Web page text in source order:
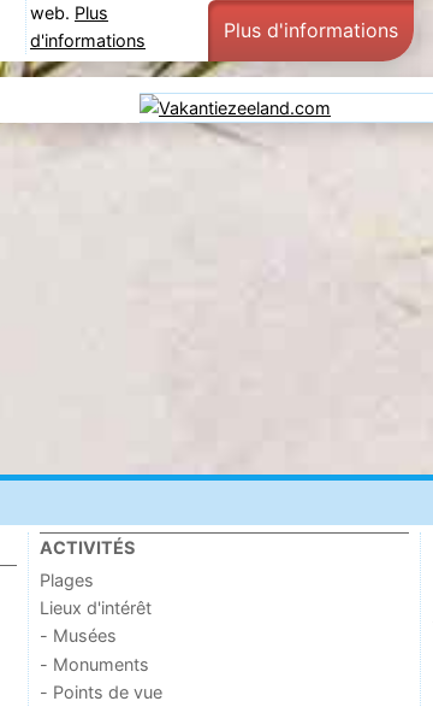
web. Plus
d'informations
Plus d'informations
ACTIVITÉS
Plages
Lieux d'intérêt
- Musées
- Monuments
- Points de vue